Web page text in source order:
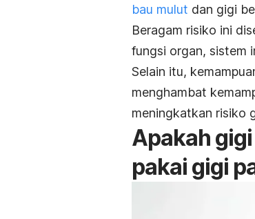
bau mulut dan gigi
Beragam risiko ini
fungsi organ, sistem
Selain itu,
menghambat
meningkatkan risiko
Apakah
pakai gigi